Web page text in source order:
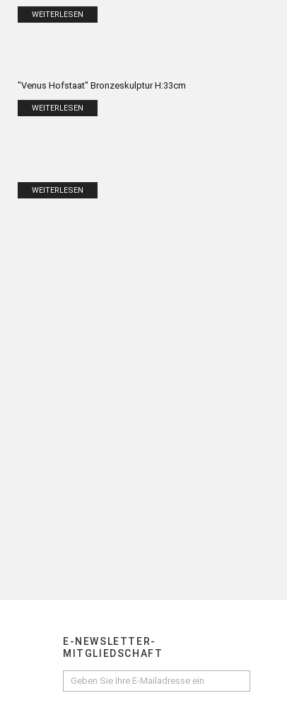
WEITERLESEN
"Venus Hofstaat" Bronzeskulptur H:33cm
WEITERLESEN
WEITERLESEN
E-NEWSLETTER-
MITGLIEDSCHAFT